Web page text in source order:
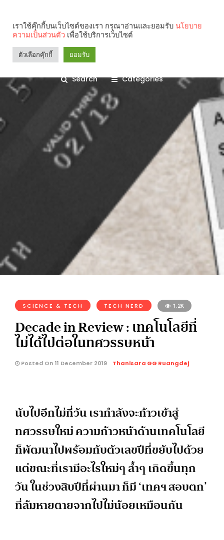
Search Categories
SCIENCE & TECH TECH NERD 1.2K
Decade in Review : เทคโนโลยีที่
ไม่ได้ไปต่อในทศวรรษหน้า
Posted On 11 December 2019 Thanisara GG Ruangdej
นับไปอีกไม่กี่วัน เรากำลังจะก้าวเข้าสู่
ทศวรรษใหม่ ความก้าวหน้าด้านเทคโนโลยี
ก็พัฒนาไปพร้อมกับตัวเลขปีที่ขยับไปด้วย
แต่ขณะที่เรามีอะไรใหม่ๆ ล้ำๆ เกิดขึ้นทุก
วัน ในช่วงสิบปีที่ผ่านมา ก็มี ‘เทคฯ สอบตก’
ที่ล้มหายตายจากไปไม่น้อยเหมือนกัน
เราใช้คุ๊กกี้บนเว็บไซต์ของเรา กรุณาอ่านและยอมรับ นโยบาย
ความเป็นส่วนตัว เพื่อใช้บริการเว็บไซต์
ตัวเลือกคุ๊กกี้ ยอมรับ